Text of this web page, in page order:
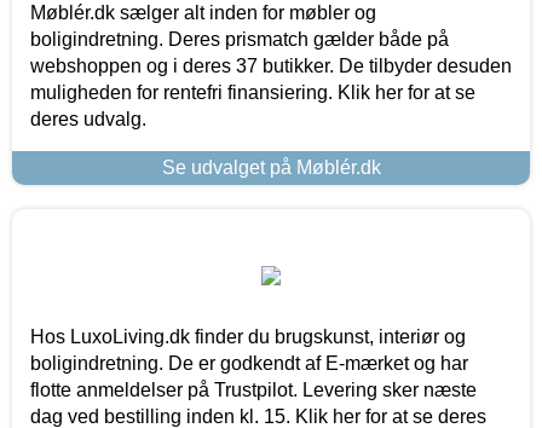
Møblér.dk sælger alt inden for møbler og
boligindretning. Deres prismatch gælder både på
webshoppen og i deres 37 butikker. De tilbyder desuden
muligheden for rentefri finansiering. Klik her for at se
deres udvalg.
Se udvalget på Møblér.dk
Hos LuxoLiving.dk finder du brugskunst, interiør og
boligindretning. De er godkendt af E-mærket og har
flotte anmeldelser på Trustpilot. Levering sker næste
dag ved bestilling inden kl. 15. Klik her for at se deres